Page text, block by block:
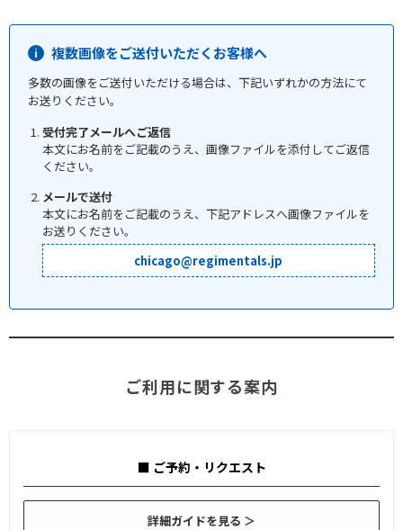
複数画像をご送付いただくお客様へ
多数の画像をご送付いただける場合は、下記いずれかの方法にて
お送りください。
受付完了メールへご返信
本文にお名前をご記載のうえ、画像ファイルを添付してご返信
ください。
メールで送付
本文にお名前をご記載のうえ、下記アドレスへ画像ファイルを
お送りください。
chicago@regimentals.jp
ご利用に関する案内
■ ご予約・リクエスト
詳細ガイドを見る ＞